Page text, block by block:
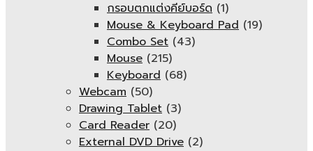
กรอบตกแต่งคีย์บอร์ด (1)
Mouse & Keyboard Pad (19)
Combo Set (43)
Mouse (215)
Keyboard (68)
Webcam (50)
Drawing Tablet (3)
Card Reader (20)
External DVD Drive (2)